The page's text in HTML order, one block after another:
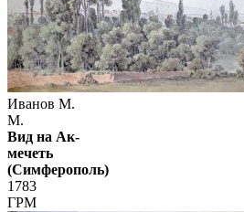
Иванов М.
М.
Вид на Ак-
мечеть
(Симферополь)
1783
ГРМ